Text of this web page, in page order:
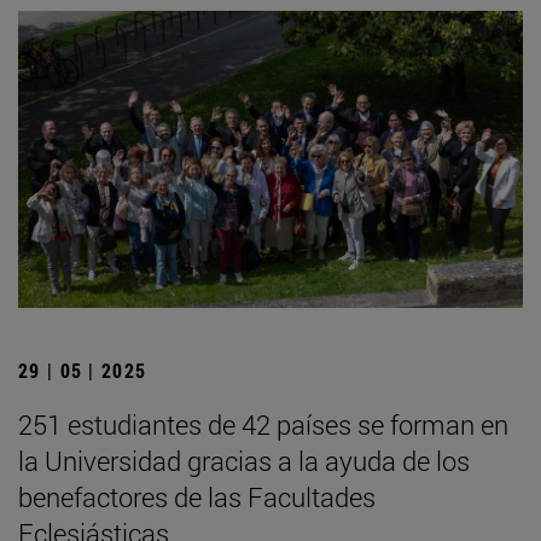
29 | 05 | 2025
251 estudiantes de 42 países se forman en
la Universidad gracias a la ayuda de los
benefactores de las Facultades
Eclesiásticas